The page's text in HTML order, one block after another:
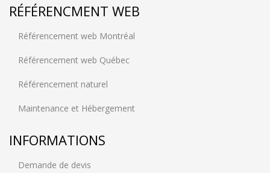
RÉFÉRENCMENT WEB
Référencement web Montréal
Référencement web Québec
Référencement naturel
Maintenance et Hébergement
INFORMATIONS
Demande de devis